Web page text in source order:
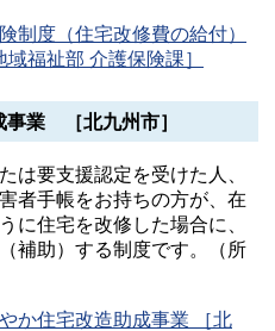
制度（住宅改修費の給付）
福祉部 介護保険課］
業 ［北九州市］
要支援認定を受けた人、
者手帳をお持ちの方が、在
に住宅を改修した場合に、
補助）する制度です。（所
か住宅改造助成事業 ［北